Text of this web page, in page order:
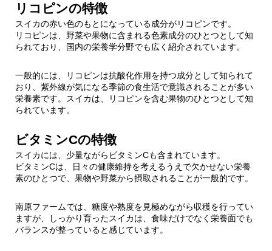
リコピンの特徴
スイカの赤い色のもとになっている成分がリコピンです。
リコピンは、野菜や果物に含まれる色素成分のひとつとして知
られており、国内の栄養学分野でも広く紹介されています。
一般的には、リコピンは抗酸化作用を持つ成分として知られて
おり、紫外線が気になる季節の食生活で意識されることが多い
栄養素です。スイカは、リコピンを含む果物のひとつとして知
られています。
ビタミンCの特徴
スイカには、少量ながらビタミンCも含まれています。
ビタミンCは、日々の健康維持を考えるうえで欠かせない栄養
素のひとつで、果物や野菜から摂取されることが一般的です。
南原ファームでは、糖度や熟度を見極めながら収穫を行ってい
ますが、しっかり育ったスイカは、食味だけでなく栄養面でも
バランスが整っていると感じています。